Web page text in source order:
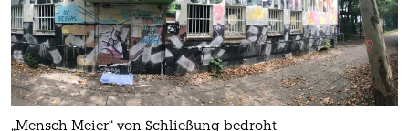
„Mensch Meier“ von Schließung bedroht